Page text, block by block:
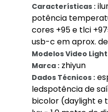
Características :
potência
cores +95 e tlci
usb-c em aprox.
Modelos Video
Marca : zhiyun
Dados Técnicos :
ledspotência de
bicolor (daylight e